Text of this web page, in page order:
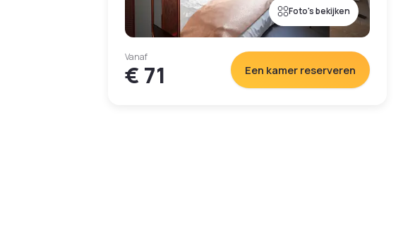
Foto's bekijken
Vanaf
€ 71 Een kamer reserveren